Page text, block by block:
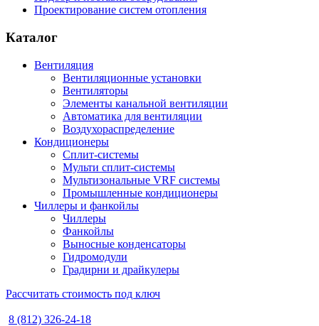
Проектирование систем отопления
Каталог
Вентиляция
Вентиляционные установки
Вентиляторы
Элементы канальной вентиляции
Автоматика для вентиляции
Воздухораспределение
Кондиционеры
Сплит-системы
Мульти сплит-системы
Мультизональные VRF системы
Промышленные кондиционеры
Чиллеры и фанкойлы
Чиллеры
Фанкойлы
Выносные конденсаторы
Гидромодули
Градирни и драйкулеры
Рассчитать стоимость под ключ
8 (812) 326-24-18